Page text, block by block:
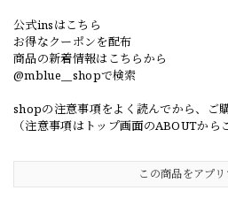
公式insはこちら
お得なクーポンを配布
商品の新着情報はこちらから
@mblue__shopで検索
shopの注意事項をよく読んでから、ご
（注意事項はトップ画面のABOUTから
この商品をアプリ